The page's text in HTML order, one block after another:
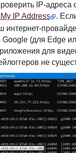
IP-адреса
IP Address
.
интернет-
Google (для Edge
для
не